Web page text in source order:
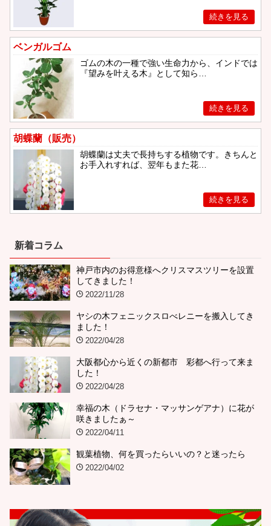
ベンガルゴム
ゴムの木の一種で強い生命力から、インドでは
『望みを叶える木』として知ら…
胡蝶蘭（販売）
胡蝶蘭は丈夫で長持ちする植物です。きちんと
お手入れすれば、翌年もまた花…
新着コラム
神戸市内のお得意様へクリスマスツリーを設置
してきました！
2022/11/28
ヤシの木フェニックスロべレニーを搬入してき
ました！
2022/04/28
大阪都心から近くの新都市 彩都へ行って来ま
した！
2022/04/28
幸福の木（ドラセナ・マッサンゲアナ）に花が
咲きましたぁ～
2022/04/11
観葉植物、何を買ったらいいの？と迷ったら
2022/04/02